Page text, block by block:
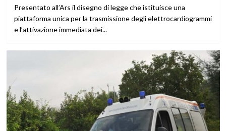
Presentato all’Ars il disegno di legge che istituisce una
piattaforma unica per la trasmissione degli elettrocardiogrammi
e l’attivazione immediata dei...